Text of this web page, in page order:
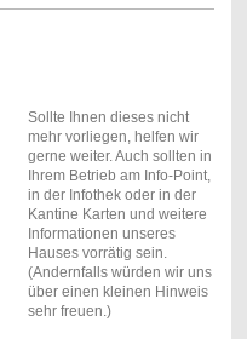
Sollte Ihnen dieses nicht
mehr vorliegen, helfen wir
gerne weiter. Auch sollten in
Ihrem Betrieb am Info-Point,
in der Infothek oder in der
Kantine Karten und weitere
Informationen unseres
Hauses vorrätig sein.
(Andernfalls würden wir uns
über einen kleinen Hinweis
sehr freuen.)